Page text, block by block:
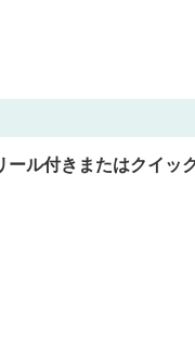
ール付きまたはクイッ